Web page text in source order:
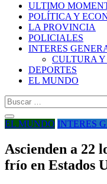
ULTIMO
POLÍTICA Y
LA PROVINCIA
POLICIALES
INTERES
CULTURA Y
DEPORTES
EL MUNDO
Buscar:
EL MUNDO INTERES
Ascienden a 22
frío en Estados